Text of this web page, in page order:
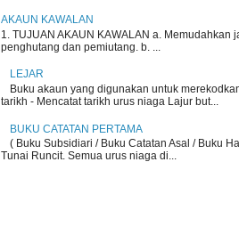
AKAUN KAWALAN
1. TUJUAN AKAUN KAWALAN a.
penghutang dan pemiutang. b. ...
LEJAR
Buku akaun yang digunakan untuk
tarikh - Mencatat tarikh urus niaga Lajur but...
BUKU CATATAN PERTAMA
( Buku Subsidiari / Buku Catatan Asal / Buku
Tunai Runcit. Semua urus niaga di...